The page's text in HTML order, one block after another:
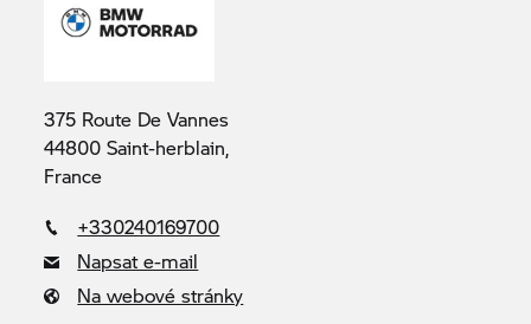
375 Route De Vannes
44800 Saint-herblain,
France
+330240169700
Napsat e-mail
Na webové stránky